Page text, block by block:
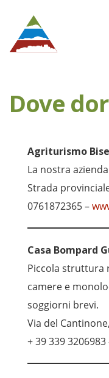
Dove
Agriturismo
La nostra
Strada
0761872365 –
Casa Bompard
Piccola struttura
camere e
soggiorni brevi.
Via del
+ 39 339 3206983